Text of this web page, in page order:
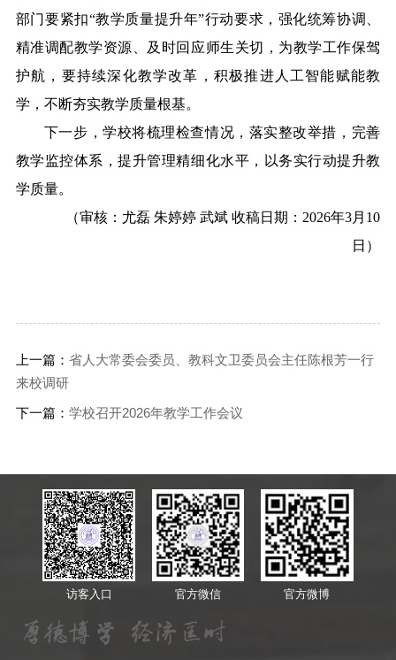
部门要紧扣“教学质量提升年”行动要求，强化统筹协调、
精准调配教学资源、及时回应师生关切，为教学工作保驾
护航 ， 要持续深化教学改革，积极推进人工智能赋能教
学，不断夯实教学质量根基。
下一步，学校将梳理检查情况，落实整改举措， 完善
教学监控体系，提升管理精细化水平，以务实行动提升教
学质量。
（审核：尤磊 朱婷婷 武斌 收稿日期：2026年3月10
日）
上一篇： 省人大常委会委员、教科文卫委员会主任陈根芳一行
来校调研
下一篇： 学校召开2026年教学工作会议
访客入口 官方微信 官方微博